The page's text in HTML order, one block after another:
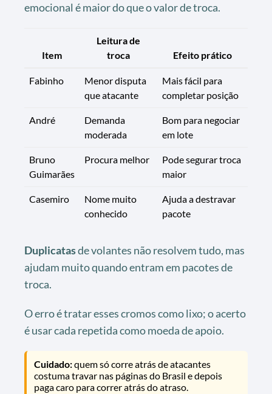
emocional é maior do que o valor de troca.
Item
Leitura de
troca
Efeito prático
Fabinho
Menor disputa
que atacante
Mais fácil para
completar posição
André
Demanda
moderada
Bom para negociar
em lote
Bruno
Guimarães
Procura melhor
Pode segurar troca
maior
Casemiro
Nome muito
conhecido
Ajuda a destravar
pacote
Duplicatasde volantes não resolvem tudo, mas
ajudam muito quando entram em pacotes de
troca.
O erro é tratar esses cromos como lixo; o acerto
é usar cada repetida como moeda de apoio.
Cuidado:quem só corre atrás de atacantes
costuma travar nas páginas do Brasil e depois
paga caro para correr atrás do atraso.